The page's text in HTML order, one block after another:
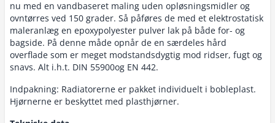
nu med en vandbaseret maling uden opløsningsmidler og
ovntørres ved 150 grader. Så påføres de med et elektrostatisk
maleranlæg en epoxypolyester pulver lak på både for- og
bagside. På denne måde opnår de en særdeles hård
overflade som er meget modstandsdygtig mod ridser, fugt og
snavs. Alt i.h.t. DIN 55900og EN 442.
Indpakning: Radiatorerne er pakket individuelt i bobleplast.
Hjørnerne er beskyttet med plasthjørner.